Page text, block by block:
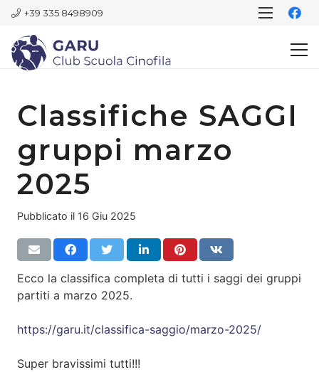
+39 335 8498909
Classifiche SAGGI
gruppi marzo
2025
Pubblicato il 16 Giu 2025
Ecco la classifica completa di tutti i saggi dei gruppi
partiti a marzo 2025.
https://garu.it/classifica-saggio/marzo-2025/
Super bravissimi tutti!!!